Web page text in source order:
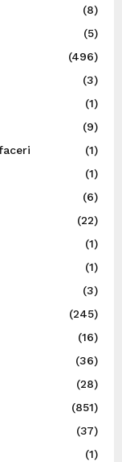
(8)
(5)
(496)
(3)
(1)
(9)
(1)
(1)
(6)
(22)
(1)
(1)
(3)
(245)
(16)
(36)
(28)
(851)
(37)
(1)